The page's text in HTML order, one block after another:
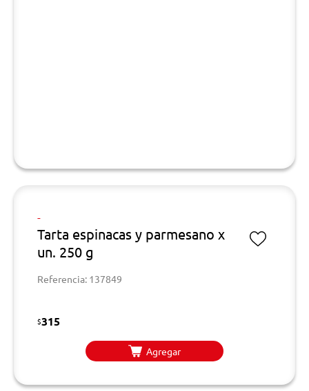
-
Tarta espinacas y parmesano x
un. 250 g
Referencia: 137849
$315
Agregar